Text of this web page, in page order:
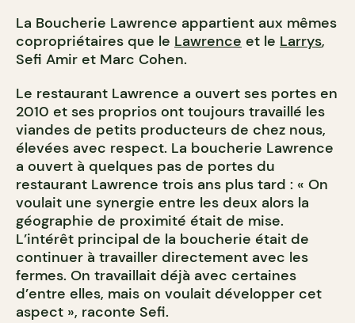
La Boucherie Lawrence appartient aux mêmes
copropriétaires que le Lawrence et le Larrys,
Sefi Amir et Marc Cohen.
Le restaurant Lawrence a ouvert ses portes en
2010 et ses proprios ont toujours travaillé les
viandes de petits producteurs de chez nous,
élevées avec respect. La boucherie Lawrence
a ouvert à quelques pas de portes du
restaurant Lawrence trois ans plus tard : « On
voulait une synergie entre les deux alors la
géographie de proximité était de mise.
L’intérêt principal de la boucherie était de
continuer à travailler directement avec les
fermes. On travaillait déjà avec certaines
d’entre elles, mais on voulait développer cet
aspect », raconte Sefi.